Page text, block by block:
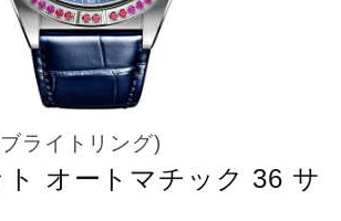
ライトリング)
ト オートマチック 36 サ